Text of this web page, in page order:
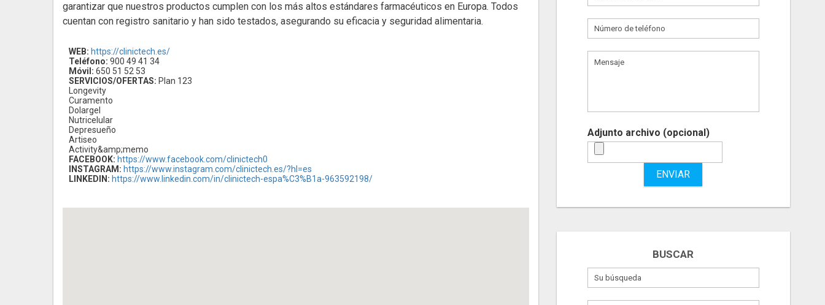
garantizar que nuestros productos cumplen con los más altos estándares farmacéuticos en Europa. Todos
cuentan con registro sanitario y han sido testados, asegurando su eficacia y seguridad alimentaria.
WEB: https://clinictech.es/
Teléfono: 900 49 41 34
Móvil: 650 51 52 53
SERVICIOS/OFERTAS: Plan 123
Longevity
Curamento
Dolargel
Nutricelular
Depresueño
Artiseo
Activity&amp;memo
FACEBOOK: https://www.facebook.com/clinictech0
INSTAGRAM: https://www.instagram.com/clinictech.es/?hl=es
LINKEDIN: https://www.linkedin.com/in/clinictech-espa%C3%B1a-963592198/
Adjunto archivo (opcional)
ENVIAR
BUSCAR